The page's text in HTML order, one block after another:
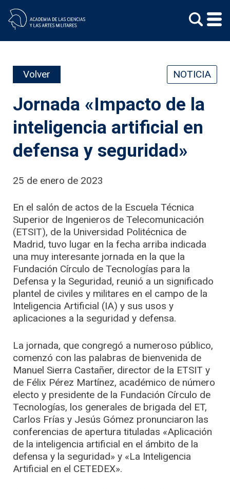
content
Volver NOTICIA
Jornada «Impacto de la
inteligencia artificial en
defensa y seguridad»
25 de enero de 2023
En el salón de actos de la Escuela Técnica
Superior de Ingenieros de Telecomunicación
(ETSIT), de la Universidad Politécnica de
Madrid, tuvo lugar en la fecha arriba indicada
una muy interesante jornada en la que la
Fundación Círculo de Tecnologías para la
Defensa y la Seguridad, reunió a un significado
plantel de civiles y militares en el campo de la
Inteligencia Artificial (IA) y sus usos y
aplicaciones a la seguridad y defensa.
La jornada, que congregó a numeroso público,
comenzó con las palabras de bienvenida de
Manuel Sierra Castañer, director de la ETSIT y
de Félix Pérez Martínez, académico de número
electo y presidente de la Fundación Círculo de
Tecnologías, los generales de brigada del ET,
Carlos Frías y Jesús Gómez pronunciaron las
conferencias de apertura tituladas «Aplicación
de la inteligencia artificial en el ámbito de la
defensa y la seguridad» y «La Inteligencia
Artificial en el CETEDEX».